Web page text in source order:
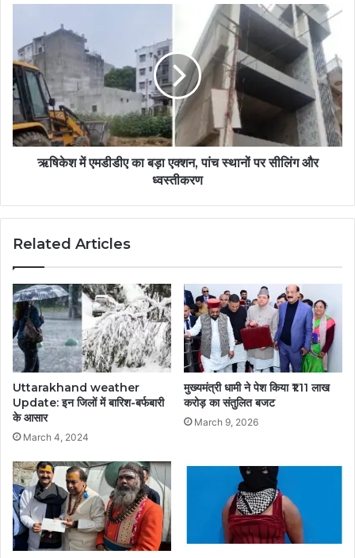
ऋषिकेश में एमडीडीए का बड़ा एक्शन, पांच स्थानों पर सीलिंग और
ध्वस्तीकरण
Related Articles
Uttarakhand weather
Update: इन जिलों में बारिश-बर्फबारी
के आसार
March 4, 2024
मुख्यमंत्री धामी ने पेश किया ₹1.11 लाख
करोड़ का संतुलित बजट
March 9, 2026